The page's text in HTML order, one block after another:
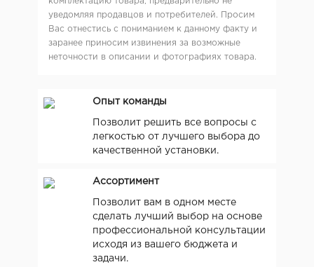
уведомляя продавцов и потребителей. Просим
Вас отнестись с пониманием к данному факту и
заранее приносим извинения за возможные
неточности в описании и фотографиях товара.
Опыт команды
Позволит решить все вопросы с
легкостью от лучшего выбора до
качественной установки.
Ассортимент
Позволит вам в одном месте
сделать лучший выбор на основе
профессиональной консультации
исходя из вашего бюджета и
задачи.